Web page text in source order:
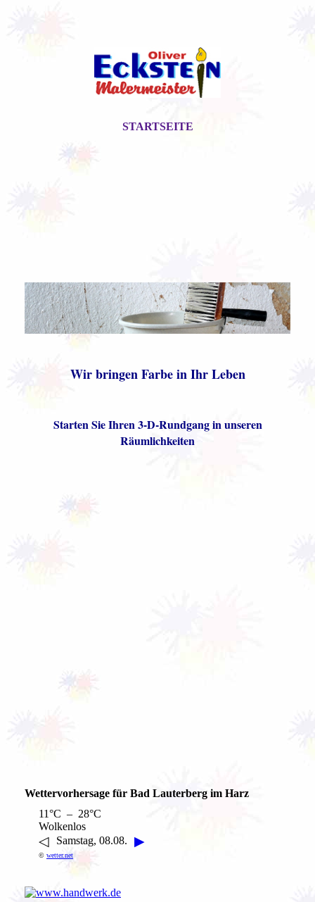
STARTSEITE
Wir bringen Farbe in Ihr Leben
Starten Sie Ihren 3-D-Rundgang in unseren
Räumlichkeiten
Wettervorhersage für Bad Lauterberg im Harz
11°C – 28°C
Wolkenlos
◁ Samstag, 08.08. ▶
© wetter.net